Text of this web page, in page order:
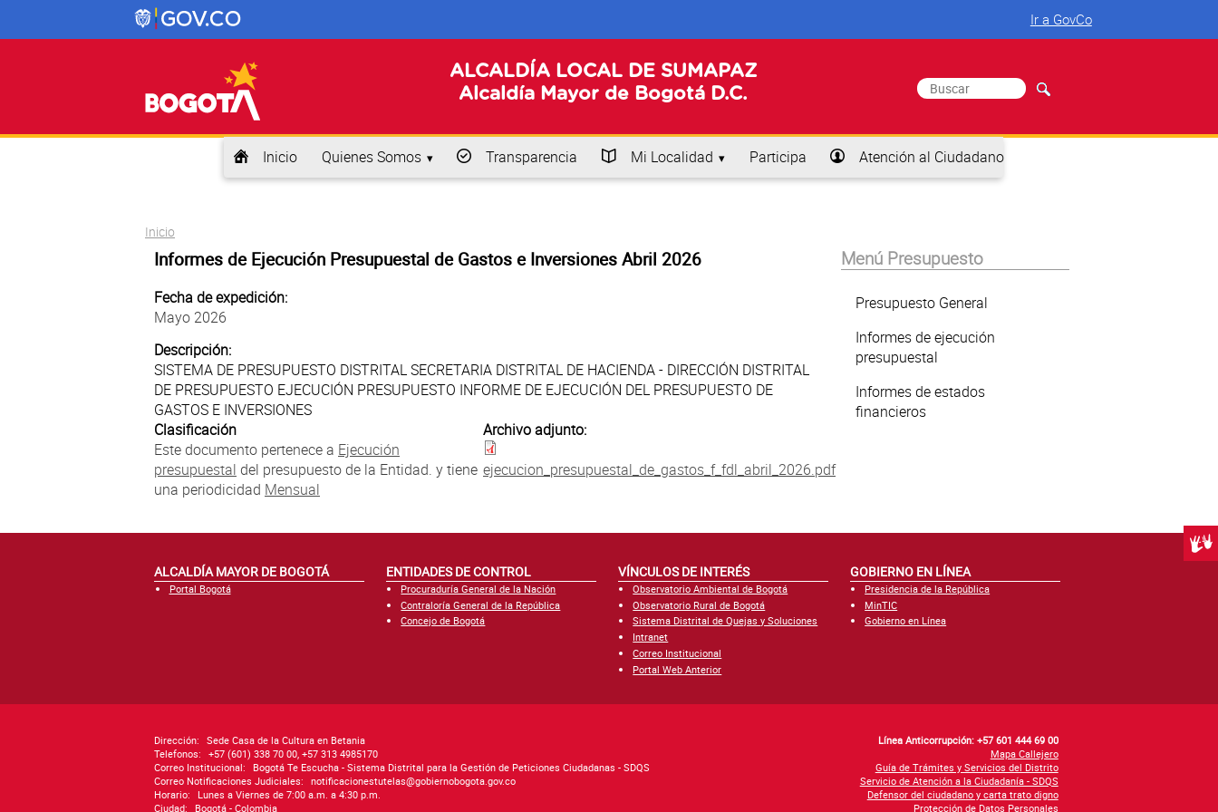
Ir a GovCo
ALCALDÍA LOCAL DE SUMAPAZ
Alcaldía Mayor de Bogotá D.C.
Formulario de búsqueda
Buscar
Inicio Quienes Somos Transparencia Mi Localidad Participa Atención al Ciudadano
Usted está aquí
Inicio
Informes de Ejecución Presupuestal de Gastos e Inversiones Abril 2026
Fecha de expedición:
Mayo 2026
Descripción:
SISTEMA DE PRESUPUESTO DISTRITAL SECRETARIA DISTRITAL DE HACIENDA - DIRECCIÓN DISTRITAL
DE PRESUPUESTO EJECUCIÓN PRESUPUESTO INFORME DE EJECUCIÓN DEL PRESUPUESTO DE
GASTOS E INVERSIONES
Clasificación
Este documento pertenece a Ejecución
presupuestal del presupuesto de la Entidad. y tiene
una periodicidad Mensual
Archivo adjunto:
ejecucion_presupuestal_de_gastos_f_fdl_abril_2026.pdf
Menú Presupuesto
Presupuesto General
Informes de ejecución
presupuestal
Informes de estados
financieros
ALCALDÍA MAYOR DE BOGOTÁ
Portal Bogotá
ENTIDADES DE CONTROL
Procuraduría General de la Nación
Contraloría General de la República
Concejo de Bogotá
VÍNCULOS DE INTERÉS
Observatorio Ambiental de Bogotá
Observatorio Rural de Bogotá
Sistema Distrital de Quejas y Soluciones
Intranet
Correo Institucional
Portal Web Anterior
GOBIERNO EN LÍNEA
Presidencia de la República
MinTIC
Gobierno en Línea
Dirección: Sede Casa de la Cultura en Betania
Telefonos: +57 (601) 338 70 00, +57 313 4985170
Correo Institucional:
Bogotá Te Escucha - Sistema Distrital para la Gestión de Peticiones Ciudadanas - SDQS
Correo Notificaciones Judiciales: notificacionestutelas@gobiernobogota.gov.co
Horario:
Lunes a Viernes de 7:00 a.m. a 4:30 p.m.
Ciudad:
Bogotá - Colombia
Línea Anticorrupción: +57 601 444 69 00
Mapa Callejero
Guía de Trámites y Servicios del Distrito
Servicio de Atención a la Ciudadanía - SDQS
Defensor del ciudadano y carta trato digno
Protección de Datos Personales